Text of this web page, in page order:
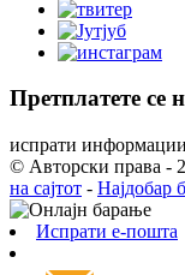
Претплатете се
испрати информации
© Авторски права -
на сајтот - Најдобар
Испрати е-пошта